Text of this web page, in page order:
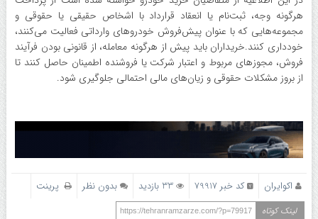
هرگونه وجه، ثبت‌نام یا انعقاد قرارداد با اشخاص حقیقی یا حقوقی و
مجموعه‌هایی که با عنوان پیش‌فروش خودروهای وارداتی فعالیت می‌کنند،
خودداری کنند.خریداران باید پیش از هرگونه معامله، از قانونی بودن فرآیند
فروش، مجوزهای مربوط و اعتبار شرکت یا فروشنده اطمینان حاصل کنند تا
از بروز مشکلات حقوقی و زیان‌های مالی احتمالی جلوگیری شود.
اکوایران کد خبر 79917 33 بازدید بدون نظر پرینت
لینک کوتاه https://tehranramzarze.com/?p=79917